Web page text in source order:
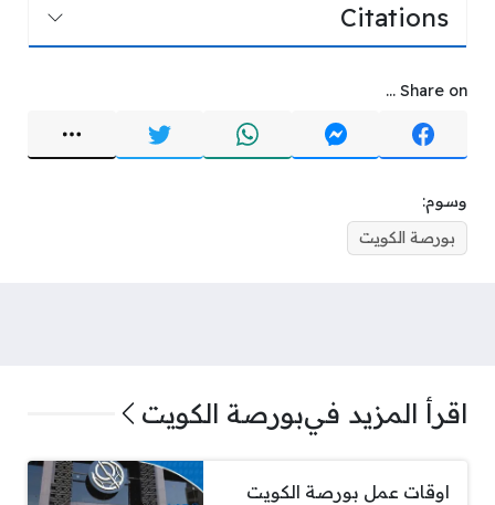
Citations
Share on ...
وسوم:
بورصة الكويت
اقرأ المزيد فيبورصة الكويت
اوقات عمل بورصة الكويت